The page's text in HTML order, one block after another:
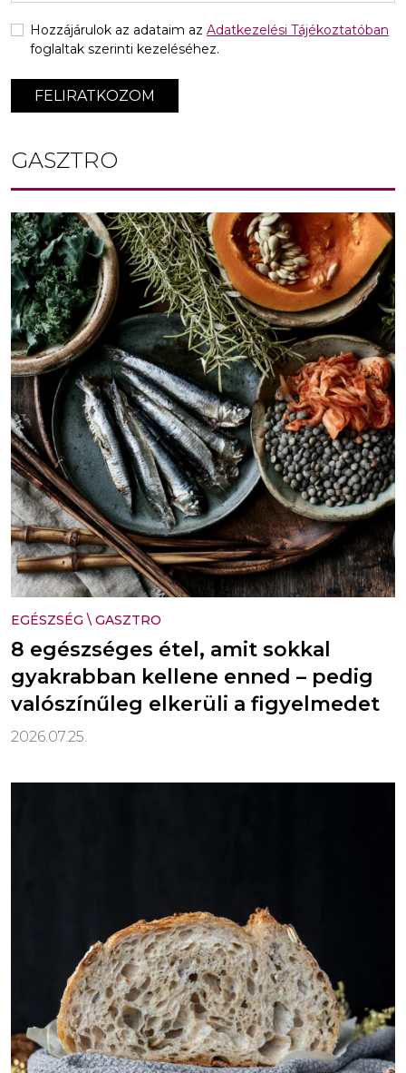
FELIRATKOZOM
Hozzájárulok az adataim az Adatkezelési Tájékoztatóban
foglaltak szerinti kezeléséhez.
GASZTRO
EGÉSZSÉG \ GASZTRO
8 egészséges étel, amit sokkal
gyakrabban kellene enned – pedig
valószínűleg elkerüli a figyelmedet
2026.07.25.